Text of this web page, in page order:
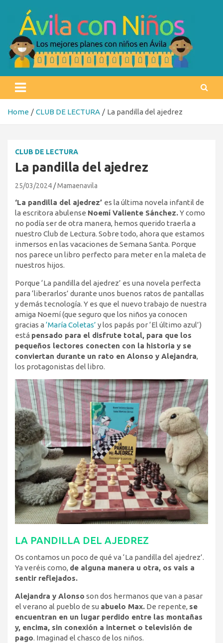
content
Ávila con niños
Home CLUB DE LECTURA La pandilla del ajedrez
CLUB DE LECTURA
La pandilla del ajedrez
25/03/2024 Mamaenavila
‘La pandilla del ajedrez’ es la última novela infantil de
la escritora abulense Noemí Valiente Sánchez.Y como
no podía ser de otra manera, hemos querido traerla a
nuestro Club de Lectura. Sobre todo, ahora que estamos
inmersos en las vacaciones de Semana Santa. Porque
nos parece un libro perfecto para meter en la maleta de
nuestros hijos.
Porque ‘La pandilla del ajedrez’ es una novela perfecta
para ‘liberarlos’ durante unos buenos ratos de pantallas
y demás tecnología. Y es que el nuevo trabajo de nuestra
amiga Noemí (que seguro que los niños ya conocen
gracias a ‘María Coletas’ y los papás por ‘El último azul’)
está pensado para el disfrute total, para que los
pequeños lectores conecten con la historia y se
conviertan durante un rato en Alonso y Alejandra,
los protagonistas del libro.
LA PANDILLA DEL AJEDREZ
Os contamos un poco de qué va ‘La pandilla del ajedrez’.
Ya veréis como, de alguna manera u otra, os vais a
sentir reflejados.
Alejandra y Alonso son dos hermanos que van a pasar
el verano al pueblo de su abuelo Max. De repente, se
encuentran en un lugar perdido entre las montañas
y, encima, sin conexión a internet o televisión de
pago. Imaginad el chasco de los niños.